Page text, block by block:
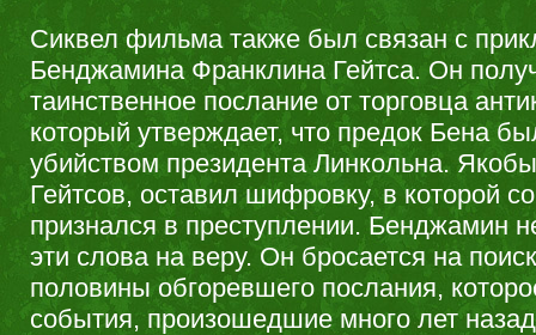
Сиквел фильма также был связан с
Бенджамина Франклина Гейтса. Он
таинственное послание от торговца
который утверждает, что предок Бена
убийством президента Линкольна.
Гейтсов, оставил шифровку, в которой
признался в преступлении. Бенджамин
эти слова на веру. Он бросается на
половины обгоревшего послания,
события, произошедшие много лет